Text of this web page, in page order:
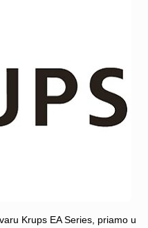
Krups EA Series, priamo u